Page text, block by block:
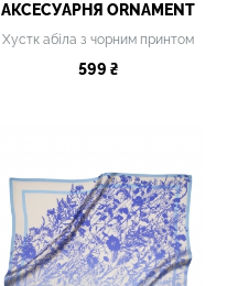
АКСЕСУАРНЯ ОRNAMENT
Хустк абіла з чорним принтом
599 ₴